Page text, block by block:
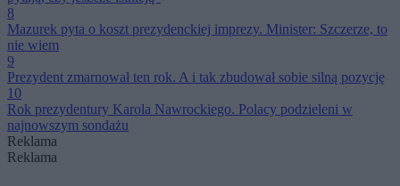
8
Mazurek pyta o koszt prezydenckiej imprezy. Minister: Szczerze, to
nie wiem
9
Prezydent zmarnował ten rok. A i tak zbudował sobie silną pozycję
10
Rok prezydentury Karola Nawrockiego. Polacy podzieleni w
najnowszym sondażu
Reklama
Reklama